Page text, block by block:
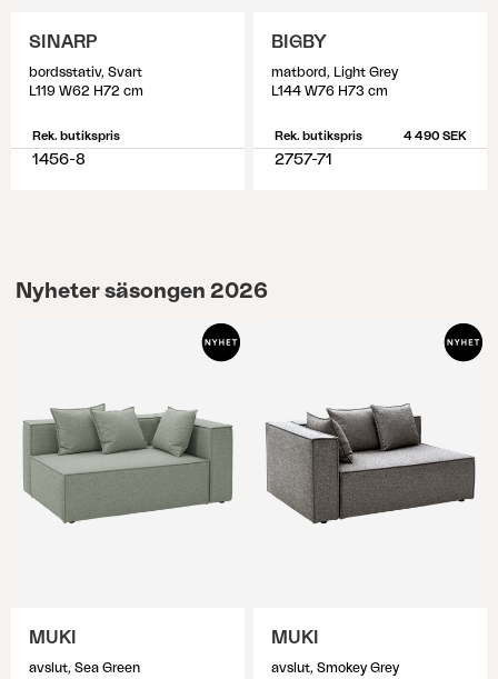
SINARP
bordsstativ, Svart
L119 W62 H72 cm
Rek. butikspris
1456-8
BIGBY
matbord, Light Grey
L144 W76 H73 cm
Rek. butikspris 4 490 SEK
2757-71
Nyheter säsongen 2026
MUKI
avslut, Sea Green
MUKI
avslut, Smokey Grey